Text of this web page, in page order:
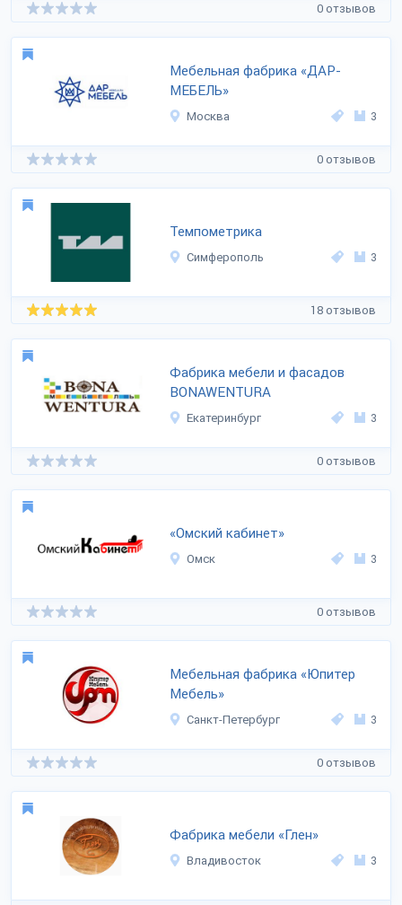
0 отзывов
Мебельная фабрика «ДАР-
МЕБЕЛЬ»
Москва 3
0 отзывов
Темпометрика
Симферополь 3
18 отзывов
Фабрика мебели и фасадов
BONAWENTURA
Екатеринбург 3
0 отзывов
«Омский кабинет»
Омск 3
0 отзывов
Мебельная фабрика «Юпитер
Мебель»
Санкт-Петербург 3
0 отзывов
Фабрика мебели «Глен»
Владивосток 3